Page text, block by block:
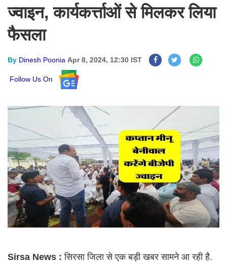
ज्वाइन, कार्यकर्त्ताओं से मिलकर लिया
फैसला
By Dinesh Poonia Apr 8, 2024, 12:30 IST
Follow Us On
Sirsa News : सिरसा जिला से एक बड़ी खबर सामने आ रही है.